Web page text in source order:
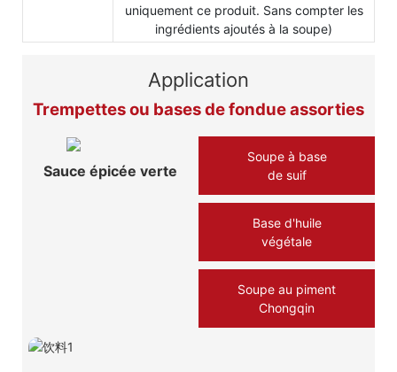
uniquement ce produit. Sans compter les
ingrédients ajoutés à la soupe)
Application
Trempettes ou bases de fondue assorties
Sauce épicée verte
Soupe à base
de suif
Base d'huile
végétale
Soupe au piment
Chongqin